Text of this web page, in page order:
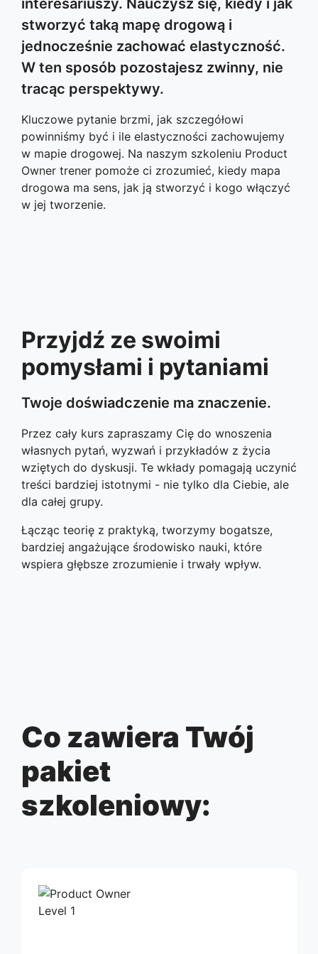
interesariuszy. Nauczysz się, kiedy i jak
stworzyć taką mapę drogową i
jednocześnie zachować elastyczność.
W ten sposób pozostajesz zwinny, nie
tracąc perspektywy.
Kluczowe pytanie brzmi, jak szczegółowi
powinniśmy być i ile elastyczności zachowujemy
w mapie drogowej. Na naszym szkoleniu Product
Owner trener pomoże ci zrozumieć, kiedy mapa
drogowa ma sens, jak ją stworzyć i kogo włączyć
w jej tworzenie.
Przyjdź ze swoimi
pomysłami i pytaniami
Twoje doświadczenie ma znaczenie.
Przez cały kurs zapraszamy Cię do wnoszenia
własnych pytań, wyzwań i przykładów z życia
wziętych do dyskusji. Te wkłady pomagają uczynić
treści bardziej istotnymi - nie tylko dla Ciebie, ale
dla całej grupy.
Łącząc teorię z praktyką, tworzymy bogatsze,
bardziej angażujące środowisko nauki, które
wspiera głębsze zrozumienie i trwały wpływ.
Co zawiera Twój
pakiet
szkoleniowy: